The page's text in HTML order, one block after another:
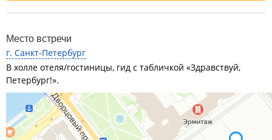
Место встречи
г. Санкт-Петербург
В холле отеля/гостиницы, гид с табличкой «Здравствуй,
Петербург!».